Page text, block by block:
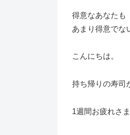
得意なあなたも
あまり得意でな
こんにちは。
持ち帰りの寿司
1週間お疲れさ